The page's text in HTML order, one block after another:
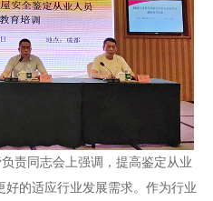
责同志会上强调，提高鉴定从业
好的适应行业发展需求。作为行业